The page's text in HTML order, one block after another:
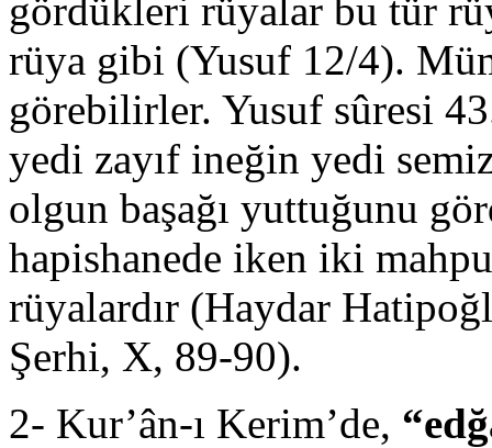
gördükleri rüyalar bu tür
rüya gibi (Yusuf 12/4).
görebilirler. Yusuf sûresi
yedi zayıf ineğin yedi
olgun başağı yuttuğunu
hapishanede iken iki
rüyalardır (Haydar
Şerhi, X, 89-90).
2- Kur’ân-ı Kerim’de,